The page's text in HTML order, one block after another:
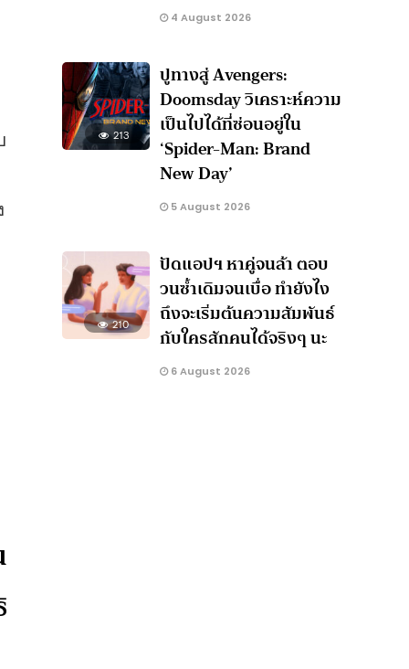
4 August 2026
213
ปูทางสู่ Avengers:
Doomsday วิเคราะห์ความ
เป็นไปได้ที่ซ่อนอยู่ใน
‘Spider-Man: Brand
New Day’
5 August 2026
210
ปัดแอปฯ หาคู่จนล้า ตอบ
วนซ้ำเดิมจนเบื่อ ทำยังไง
ถึงจะเริ่มต้นความสัมพันธ์
กับใครสักคนได้จริงๆ นะ
6 August 2026